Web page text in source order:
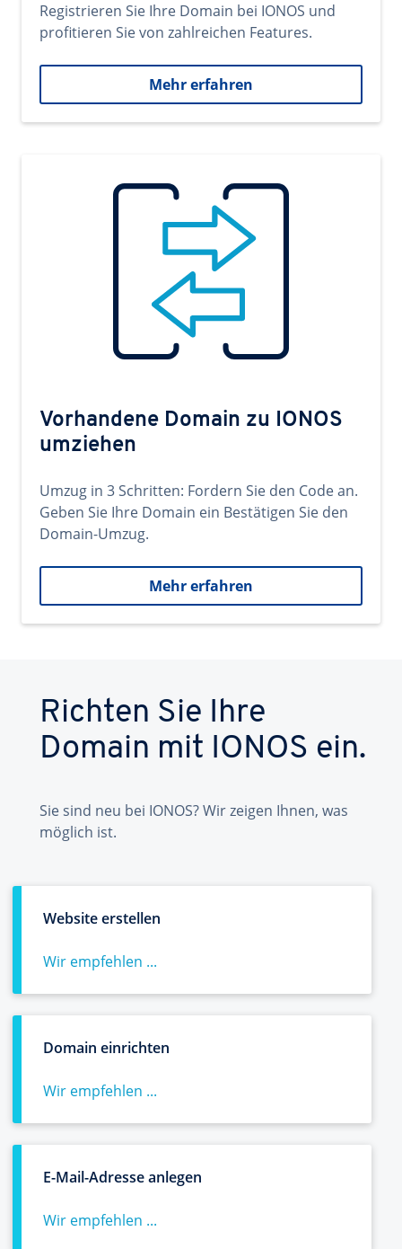
Registrieren Sie Ihre Domain bei IONOS und
profitieren Sie von zahlreichen Features.
Mehr erfahren
Vorhandene Domain zu IONOS
umziehen
Umzug in 3 Schritten: Fordern Sie den Code an.
Geben Sie Ihre Domain ein Bestätigen Sie den
Domain-Umzug.
Mehr erfahren
Richten Sie Ihre
Domain mit IONOS ein.
Sie sind neu bei IONOS? Wir zeigen Ihnen, was
möglich ist.
Website erstellen
Wir empfehlen ...
Domain einrichten
Wir empfehlen ...
E-Mail-Adresse anlegen
Wir empfehlen ...